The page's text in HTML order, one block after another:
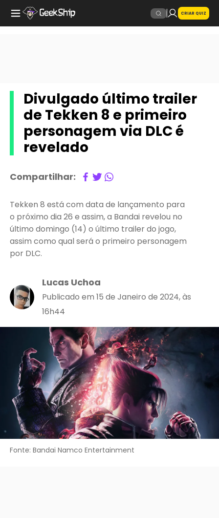
CRIAR QUIZ
Divulgado último trailer
de Tekken 8 e primeiro
personagem via DLC é
revelado
Compartilhar:
Tekken 8 está com data de lançamento para
o próximo dia 26 e assim, a Bandai revelou no
último domingo (14) o último trailer do jogo,
assim como qual será o primeiro personagem
por DLC.
Lucas Uchoa
Publicado em 15 de Janeiro de 2024, às
16h44
Fonte: Bandai Namco Entertainment